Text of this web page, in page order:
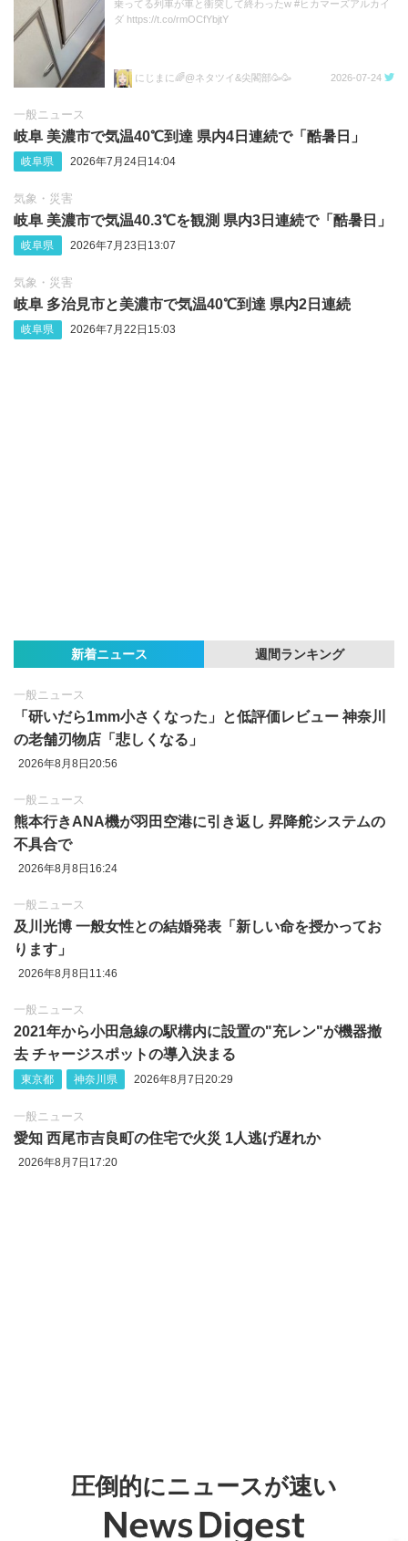
乗ってる列車が車と衝突して終わったw #ヒカマーズアルカイ
ダ https://t.co/rmOCfYbjtY
にじまに🌈@ネタツイ&尖閣部🥳🥳 2026-07-24
一般ニュース
岐阜 美濃市で気温40℃到達 県内4日連続で「酷暑日」
岐阜県 2026年7月24日14:04
気象・災害
岐阜 美濃市で気温40.3℃を観測 県内3日連続で「酷暑日」
岐阜県 2026年7月23日13:07
気象・災害
岐阜 多治見市と美濃市で気温40℃到達 県内2日連続
岐阜県 2026年7月22日15:03
新着ニュース 週間ランキング
一般ニュース
「研いだら1mm小さくなった」と低評価レビュー 神奈川
の老舗刃物店「悲しくなる」
2026年8月8日20:56
一般ニュース
熊本行きANA機が羽田空港に引き返し 昇降舵システムの
不具合で
2026年8月8日16:24
一般ニュース
及川光博 一般女性との結婚発表「新しい命を授かってお
ります」
2026年8月8日11:46
一般ニュース
2021年から小田急線の駅構内に設置の"充レン"が機器撤
去 チャージスポットの導入決まる
東京都 神奈川県 2026年8月7日20:29
一般ニュース
愛知 西尾市吉良町の住宅で火災 1人逃げ遅れか
2026年8月7日17:20
圧倒的にニュースが速い